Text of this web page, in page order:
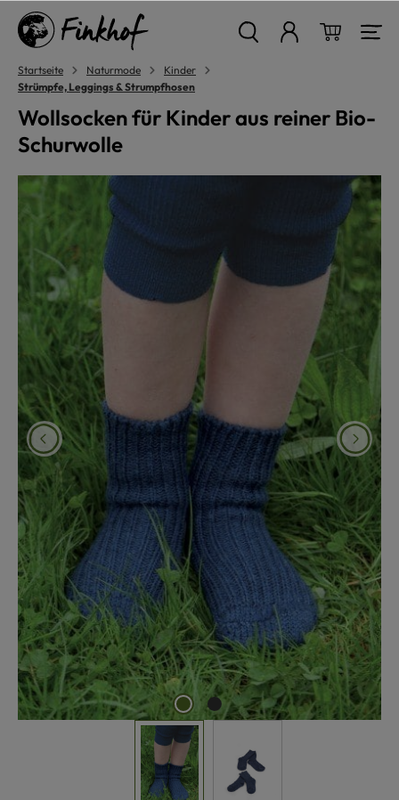
springen
Startseite Naturmode
Kinder
Strümpfe, Leggings & Strumpfhosen
Wollsocken für Kinder aus reiner Bio-
Schurwolle
Bildergalerie überspringen